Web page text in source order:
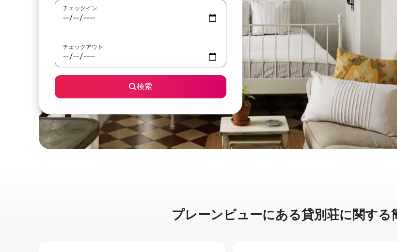
チェックイン
チェックアウト
検索
プレーンビューに⁠あ⁠る貸⁠別⁠荘⁠に関⁠す⁠る